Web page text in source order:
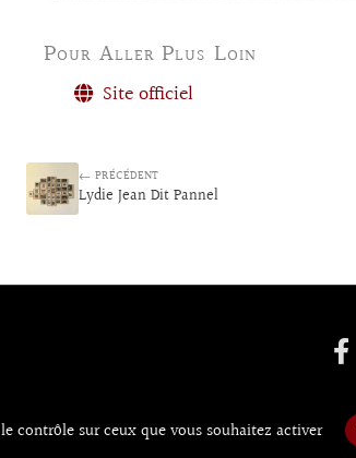
Pour Aller Plus Loin
Site officiel
← PRÉCÉDENT
Lydie Jean Dit Pannel
contrôle sur ceux que vous souhaitez activer